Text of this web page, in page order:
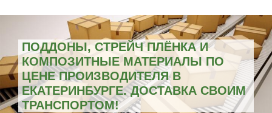
ПОДДОНЫ, СТРЕЙЧ ПЛЁНКА И
КОМПОЗИТНЫЕ МАТЕРИАЛЫ ПО
ЦЕНЕ ПРОИЗВОДИТЕЛЯ В
ЕКАТЕРИНБУРГЕ. ДОСТАВКА СВОИМ
ТРАНСПОРТОМ!